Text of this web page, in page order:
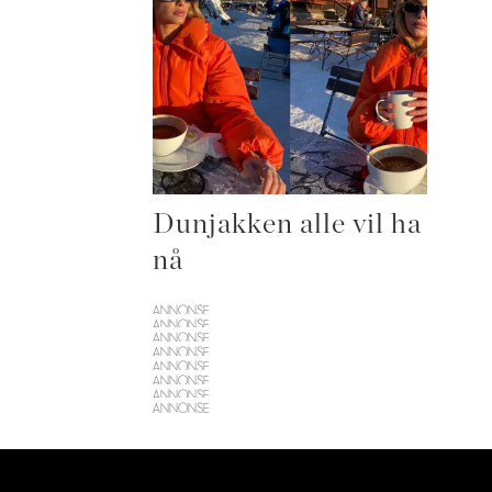
Dunjakken alle vil ha
nå
ANNONSE
ANNONSE
ANNONSE
ANNONSE
ANNONSE
ANNONSE
ANNONSE
ANNONSE